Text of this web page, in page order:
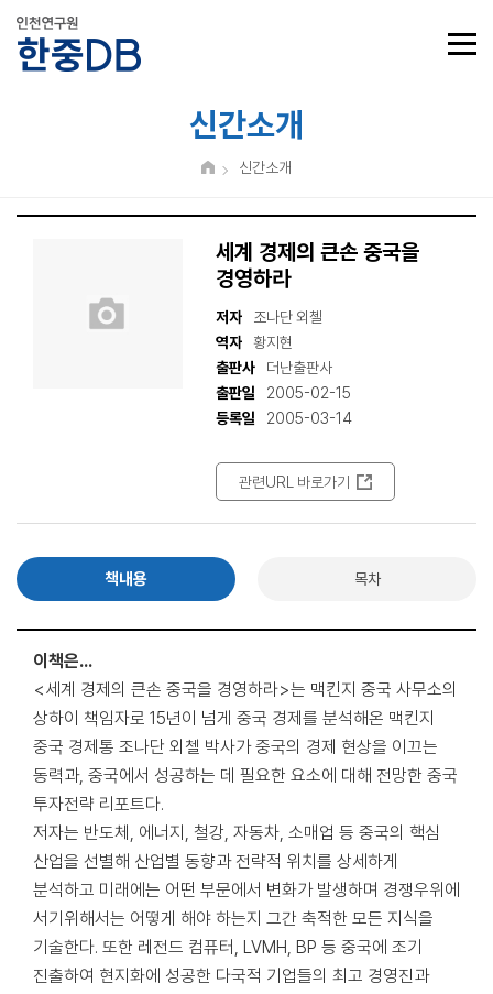
신간소개
신간소개
세계 경제의 큰손 중국을
경영하라
저자
조나단 외첼
역자
황지현
출판사
더난출판사
출판일
2005-02-15
등록일
2005-03-14
관련URL 바로가기
책내용 목차
이책은...
<세계 경제의 큰손 중국을 경영하라>는 맥킨지 중국 사무소의
상하이 책임자로 15년이 넘게 중국 경제를 분석해온 맥킨지
중국 경제통 조나단 외첼 박사가 중국의 경제 현상을 이끄는
동력과, 중국에서 성공하는 데 필요한 요소에 대해 전망한 중국
투자전략 리포트다.
저자는 반도체, 에너지, 철강, 자동차, 소매업 등 중국의 핵심
산업을 선별해 산업별 동향과 전략적 위치를 상세하게
분석하고 미래에는 어떤 부문에서 변화가 발생하며 경쟁우위에
서기위해서는 어떻게 해야 하는지 그간 축적한 모든 지식을
기술한다. 또한 레전드 컴퓨터, LVMH, BP 등 중국에 조기
진출하여 현지화에 성공한 다국적 기업들의 최고 경영진과